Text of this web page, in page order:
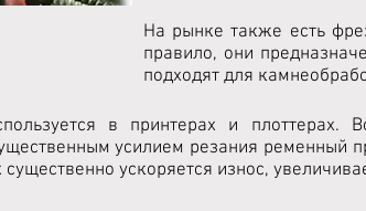
На рынке также есть
правило, они
подходят для
в принтерах и плоттерах.
усилием резания ременный
ускоряется износ,